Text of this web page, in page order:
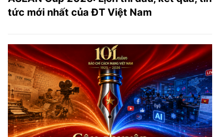
tức mới nhất của ĐT Việt Nam